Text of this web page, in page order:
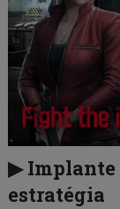
▶ Implante
estratégia